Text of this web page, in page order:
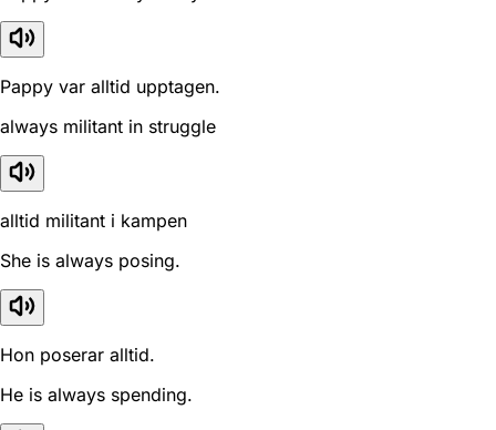
Pappy var alltid upptagen.
always militant in struggle
alltid militant i kampen
She is always posing.
Hon poserar alltid.
He is always spending.